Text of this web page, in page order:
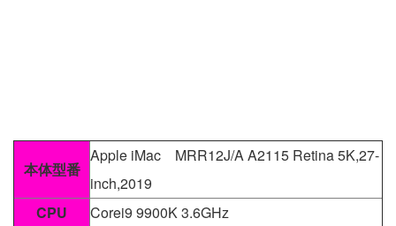
本体型番
Apple iMac MRR12J/A A2115 Retina 5K,27-
inch,2019
CPU
Corei9 9900K 3.6GHz